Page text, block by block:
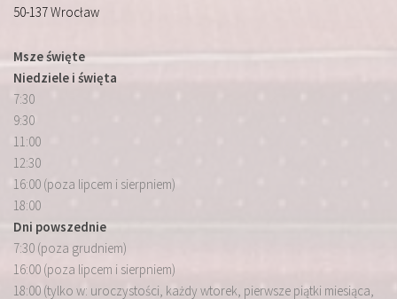
50-137 Wrocław
Msze święte
Niedziele i święta
7:30
9:30
11:00
12:30
16:00 (poza lipcem i sierpniem)
18:00
Dni powszednie
7:30 (poza grudniem)
16:00 (poza lipcem i sierpniem)
18:00 (tylko w: uroczystości, każdy wtorek, pierwsze piątki miesiąca,